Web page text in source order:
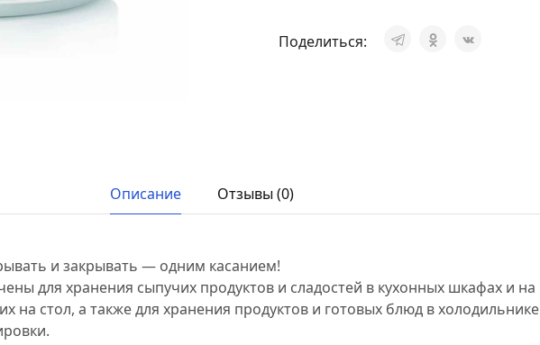
Поделиться:
Описание Отзывы (0)
и закрывать — одним касанием!
для хранения сыпучих продуктов и сладостей в кухонных шкафах и на
на стол, а также для хранения продуктов и готовых блюд в холодильнике